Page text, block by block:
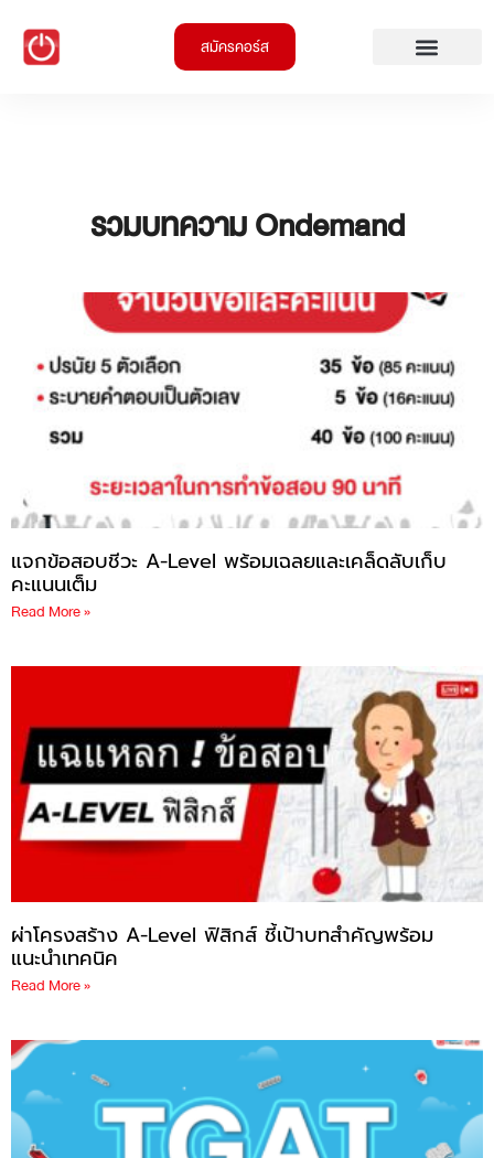
สมัครคอร์ส
รวมบทความ Ondemand
แจกข้อสอบชีวะ A-Level พร้อมเฉลยและเคล็ดลับเก็บ
คะแนนเต็ม
Read More »
ผ่าโครงสร้าง A-Level ฟิสิกส์ ชี้เป้าบทสำคัญพร้อม
แนะนำเทคนิค
Read More »